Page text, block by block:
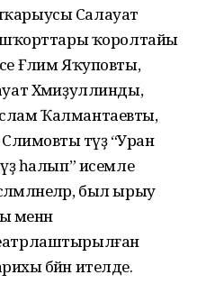
Салауат
ҡоролтайы
Ғәлим Яҡуповты,
Хәмиҙуллинды,
Ҡалмантаевты,
тәүҙә “Уран
һалып” исемле
был ырыу
менән
бәйән ителде.